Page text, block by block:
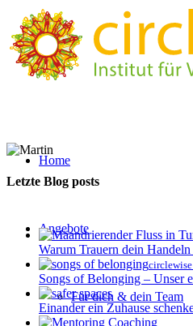
Home
Angebote
Für dich & dein Team
Letzte Blog posts
Warum Trauern dein
Songs of Belonging – Unser
Einander ein Zuhause